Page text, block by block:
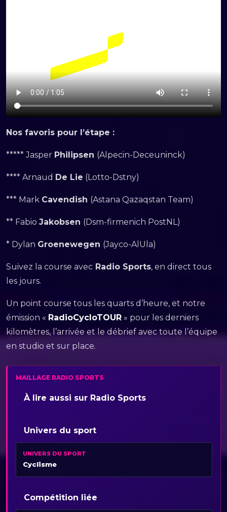
Nos favoris pour l’étape :
***** Jasper Philipsen (Alpecin-Deceuninck)
**** Arnaud De Lie (Lotto-Dstny)
*** Mark Cavendish (Astana Qazaqstan Team)
** Fabio Jakobsen (Dsm-firmenich PostNL)
* Dylan Groenewegen (Jayco-AlUla)
Suivez la course avec Radio Sports, en direct tous
les jours.
Un point course tous les quarts d’heure, et notre
émission « RadioCycloTOUR » pour les derniers
kilomètres, l’arrivée et le débrief avec toute l’équipe
en studio et sur place.
MAILLAGE RADIO SPORTS
À lire aussi sur Radio Sports
Univers du sport
UNIVERS DU SPORT
Cyclisme
Compétition liée